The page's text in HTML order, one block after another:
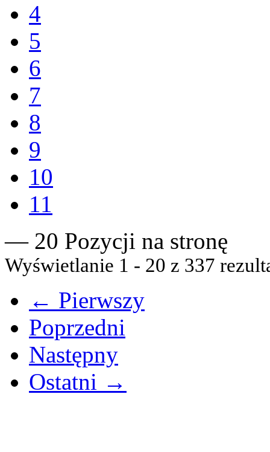
4
5
6
7
8
9
10
11
— 20 Pozycji na stronę
Wyświetlanie 1 - 20 z 337
← Pierwszy
Poprzedni
Następny
Ostatni →